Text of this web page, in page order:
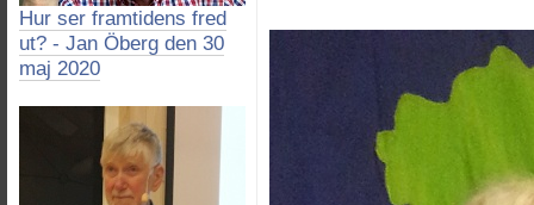
Hur ser framtidens fred
ut? - Jan Öberg den 30
maj 2020